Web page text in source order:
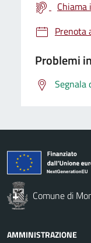
Prenota
Problemi
Segnala
Comune di
AMMINISTRAZIONE